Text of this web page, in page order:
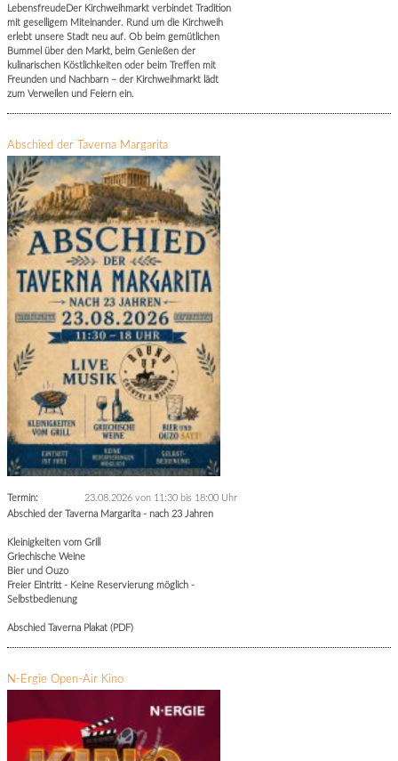
LebensfreudeDer Kirchweihmarkt verbindet Tradition
mit geselligem Miteinander. Rund um die Kirchweih
erlebt unsere Stadt neu auf. Ob beim gemütlichen
Bummel über den Markt, beim Genießen der
kulinarischen Köstlichkeiten oder beim Treffen mit
Freunden und Nachbarn – der Kirchweihmarkt lädt
zum Verweilen und Feiern ein.
Abschied der Taverna Margarita
Termin: 23.08.2026 von 11:30 bis 18:00 Uhr
Abschied der Taverna Margarita - nach 23 Jahren
Kleinigkeiten vom Grill
Griechische Weine
Bier und Ouzo
Freier Eintritt - Keine Reservierung möglich -
Selbstbedienung
Abschied Taverna Plakat (PDF)
N-Ergie Open-Air Kino